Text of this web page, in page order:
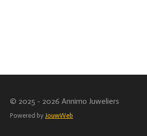
© 2025 - 2026 Annimo Juweliers
Powered by JouwWeb